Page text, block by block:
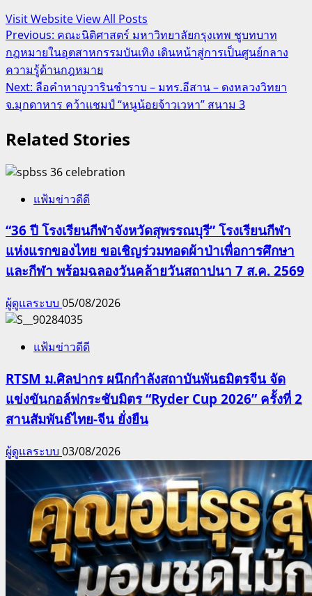
Visit WebsiteView All Posts
Post
navigation
Previous: คณะนิติศาสตร์ มหาวิทยาลัยกรุงเทพ ชูบทบาท
กฎหมายในอุตสาหกรรมบันเทิง เดินหน้าสู่การเป็นศูนย์กลาง
ความรู้ด้านกฎหมาย
Next: ลือคำหาญวารินชำราบ – มทร.อีสาน – ดงหลวงวิทยา
จ.มุกดาหาร คว้าแชมป์ “หนูน้อยจ้าวเวหา” สนาม 3
Related Stories
แฟ้มข่าวดีดี
“36 ปี โรงเรียนกีฬาจังหวัดสุพรรณบุรี” โรงเรียนกีฬา
แห่งแรกของไทย ขอเชิญร่วมทอดผ้าป่าเพื่อการศึกษา
และกีฬา พร้อมฉลองวันคล้ายวันสถาปนา 7 ส.ค. 2569
ผู้ดูแลระบบ 05/08/2026
แฟ้มข่าวดีดี
RTSM ม.ศิลปากร ผนึกกำลังสถาบันพันธมิตรจีน จัด
แข่งขันกอล์ฟกระชับมิตร “Ryder Cup 2026” ครั้งที่ 2
สานสัมพันธ์ไทย-จีน ยั่งยืน
ผู้ดูแลระบบ 03/08/2026